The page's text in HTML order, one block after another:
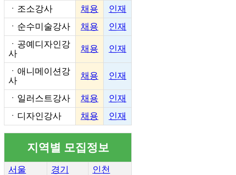
ㆍ 조소강사 채용
인재
ㆍ 순수미술강사 채용
인재
ㆍ 공예디자인강
사
채용 인재
ㆍ 애니메이션강
사
채용 인재
ㆍ 일러스트강사 채용
인재
ㆍ 디자인강사 채용 인재
지역별 모집정보
서울 경기
인천